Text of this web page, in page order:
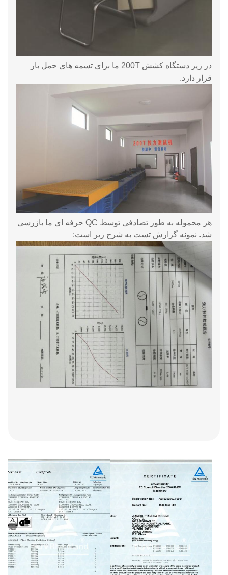
در زیر دستگاه کشش 200T ما برای تسمه های حمل بار
قرار دارد.
هر محموله به طور تصادفی توسط QC حرفه ای ما بازرسی
شد. نمونه گزارش تست به شرح زیر است: